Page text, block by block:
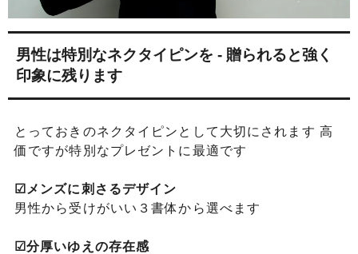
男性は特別なネクタイピンを - 贈られると強く
印象に残ります
とっておきのネクタイピンとして大切にされます 高
価ですが特別なプレゼントに最適です
☑メンズに刺さるデザイン
男性から受けがいい３書体から選べます
☑分厚いゆえの存在感